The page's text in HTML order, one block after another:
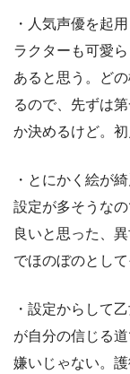
・人気声優を起
ラクターも可愛
あると思う。ど
るので、先ずは
か決めるけど。初
・とにかく絵が
設定が多そうな
良いと思った、
でほのぼのとし
・設定からして
が自分の信じる
嫌いじゃない。